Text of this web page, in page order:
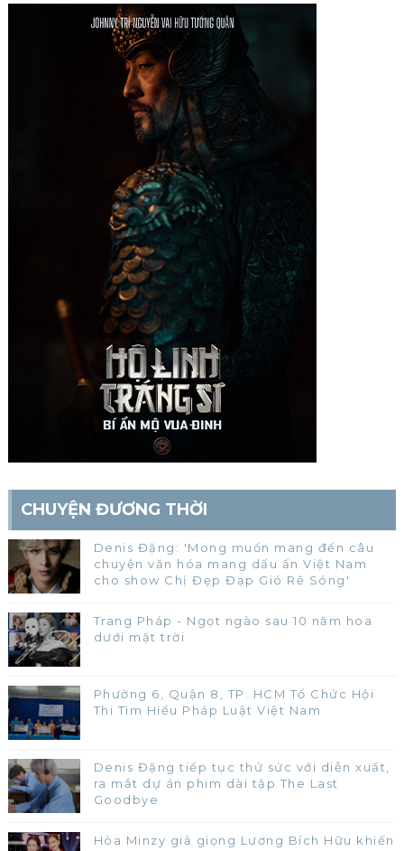
CHUYỆN ĐƯƠNG THỜI
Denis Đặng: 'Mong muốn mang đến câu
chuyện văn hóa mang dấu ấn Việt Nam
cho show Chị Đẹp Đạp Gió Rẽ Sóng'
Trang Pháp - Ngọt ngào sau 10 năm hoa
dưới mặt trời
Phường 6, Quận 8, TP. HCM Tổ Chức Hội
Thi Tìm Hiểu Pháp Luật Việt Nam
Denis Đặng tiếp tục thử sức với diễn xuất,
ra mắt dự án phim dài tập The Last
Goodbye
Hòa Minzy giả giọng Lương Bích Hữu khiến